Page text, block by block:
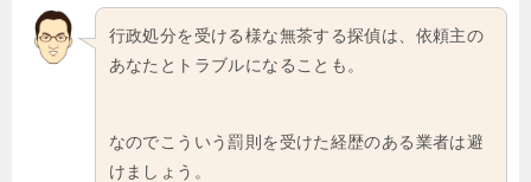
行政処分を受ける様な無茶する探偵は、依頼主の
あなたとトラブルになることも。
なのでこういう罰則を受けた経歴のある業者は避
けましょう。